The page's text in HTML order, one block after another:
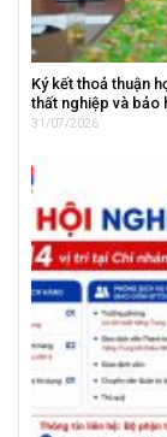
Ký kết thoả thuận
thất nghiệp và bảo
31/07/2026